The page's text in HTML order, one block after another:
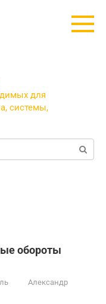
для
системы,
обороты
Александр